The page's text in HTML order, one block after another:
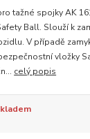
tažné spojky AK
Ball. Slouží k
V případě
vložky
celý popis